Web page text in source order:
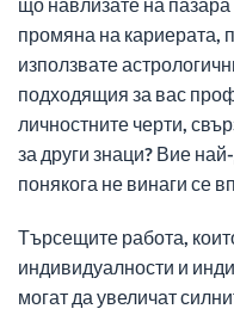
промяна на кариерата,
използвате
подходящия за вас
личностните черти,
за други знаци? Вие
понякога не винаги се
Търсещите работа,
индивидуалности и
могат да увеличат